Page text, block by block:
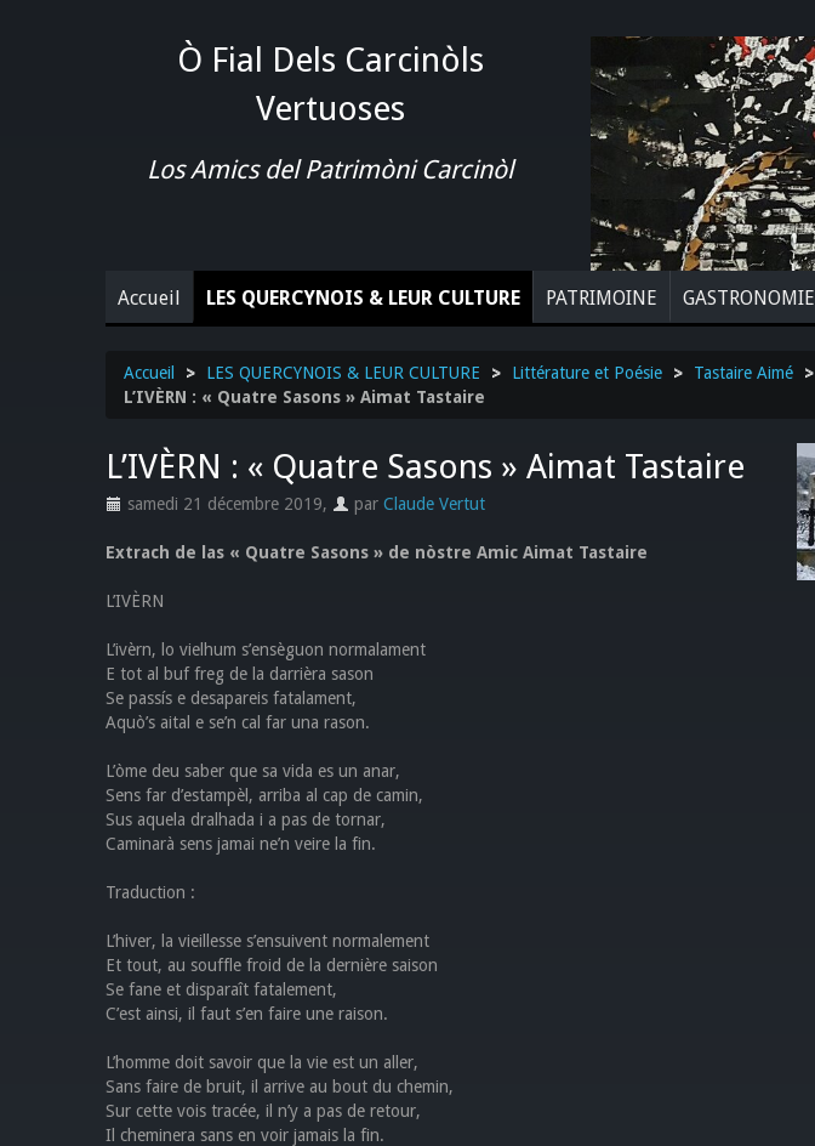
Ò Fial Dels Carcinòls
Vertuoses
Los Amics del Patrimòni Carcinòl
Accueil LES QUERCYNOIS & LEUR CULTURE PATRIMOINE GASTRONOMIE
Accueil > LES QUERCYNOIS & LEUR CULTURE > Littérature et Poésie > Tastaire Aimé
>
L’IVÈRN : « Quatre Sasons » Aimat Tastaire
L’IVÈRN : « Quatre Sasons » Aimat Tastaire
samedi 21 décembre 2019, par Claude Vertut
Extrach de las « Quatre Sasons » de nòstre Amic Aimat Tastaire
L’IVÈRN
L’ivèrn, lo vielhum s’ensèguon normalament
E tot al buf freg de la darrièra sason
Se passís e desapareis fatalament,
Aquò’s aital e se’n cal far una rason.
L’òme deu saber que sa vida es un anar,
Sens far d’estampèl, arriba al cap de camin,
Sus aquela dralhada i a pas de tornar,
Caminarà sens jamai ne’n veire la fin.
Traduction :
L’hiver, la vieillesse s’ensuivent normalement
Et tout, au souffle froid de la dernière saison
Se fane et disparaît fatalement,
C’est ainsi, il faut s’en faire une raison.
L’homme doit savoir que la vie est un aller,
Sans faire de bruit, il arrive au bout du chemin,
Sur cette vois tracée, il n’y a pas de retour,
Il cheminera sans en voir jamais la fin.